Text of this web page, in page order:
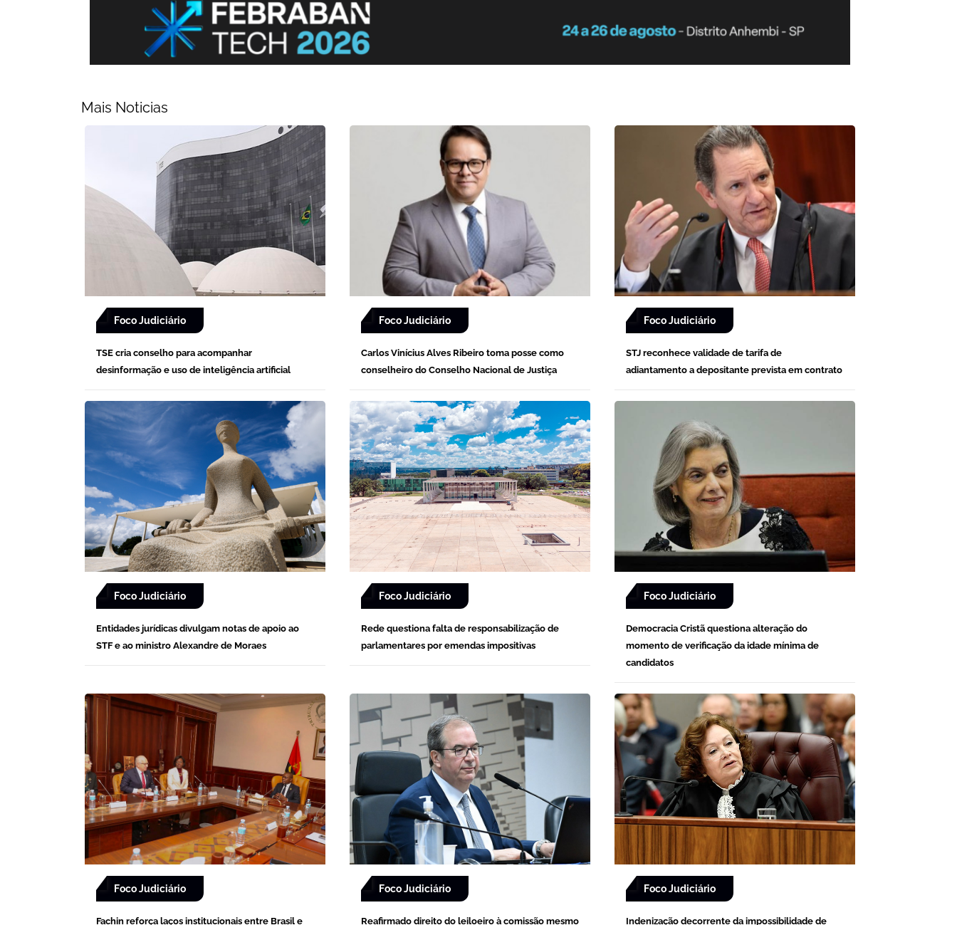
Mais Noticias
Foco Judiciário
TSE cria conselho para acompanhar
desinformação e uso de inteligência artificial
Foco Judiciário
Carlos Vinícius Alves Ribeiro toma posse como
conselheiro do Conselho Nacional de Justiça
Foco Judiciário
STJ reconhece validade de tarifa de
adiantamento a depositante prevista em contrato
Foco Judiciário
Entidades jurídicas divulgam notas de apoio ao
STF e ao ministro Alexandre de Moraes
Foco Judiciário
Rede questiona falta de responsabilização de
parlamentares por emendas impositivas
Foco Judiciário
Democracia Cristã questiona alteração do
momento de verificação da idade mínima de
candidatos
Foco Judiciário
Fachin reforça laços institucionais entre Brasil e
Foco Judiciário
Reafirmado direito do leiloeiro à comissão mesmo
Foco Judiciário
Indenização decorrente da impossibilidade de